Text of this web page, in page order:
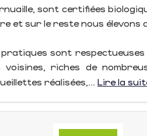
sont certifiées
et sur le reste nous élevons
pratiques sont
riches de
réalisées,... Lire la